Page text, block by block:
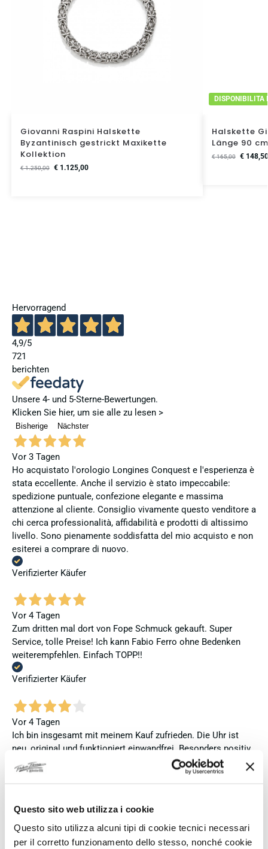
Questo sito web utilizza i cookie
Questo sito utilizza alcuni tipi di cookie tecnici necessari
per il corretto funzionamento dello stesso, nonché cookie
Giovanni Raspini Halskette
Byzantinisch gestrickt Maxikette
Kollektion
€1.250,00 €1.125,00
DISPONIBILITA
Halskette
Länge 90 cm
€165,00 €148,50
Hervorragend
4,9/5
721
berichten
Unsere 4- und 5-Sterne-Bewertungen.
Klicken Sie hier, um sie alle zu lesen >
Bisherige Nächster
Vor 3 Tagen
Ho acquistato l'orologio Longines Conquest e l'esperienza è
stata eccellente. Anche il servizio è stato impeccabile:
spedizione puntuale, confezione elegante e massima
attenzione al cliente. Consiglio vivamente questo venditore a
chi cerca professionalità, affidabilità e prodotti di altissimo
livello. Sono pienamente soddisfatta del mio acquisto e non
esiterei a comprare di nuovo.
Verifizierter Käufer
Vor 4 Tagen
Zum dritten mal dort von Fope Schmuck gekauft. Super
Service, tolle Preise! Ich kann Fabio Ferro ohne Bedenken
weiterempfehlen. Einfach TOPP!!
Verifizierter Käufer
Vor 4 Tagen
Ich bin insgesamt mit meinem Kauf zufrieden. Die Uhr ist
neu, original und funktioniert einwandfrei. Besonders positiv
hervorheben möchte ich den attraktiven Preis sowie den
vollständig ausgefüllten und abgestempelten internationalen
meinen Erwartungen an einen autorisierten Seiko-Händler
entsprach. Die Uhr kam ohne die üblichen Schutzfolien am
Armband, die Originalverpackung entsprach nicht der